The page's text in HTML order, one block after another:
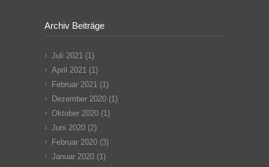
Archiv Beiträge
Juli 2021 (1)
April 2021 (1)
Februar 2021 (1)
Dezember 2020 (1)
Oktober 2020 (1)
Juni 2020 (2)
Februar 2020 (3)
Januar 2020 (1)